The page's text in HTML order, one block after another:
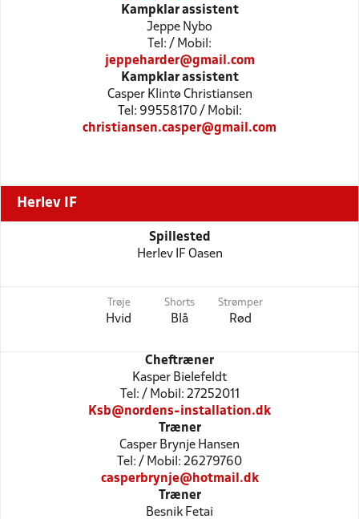
Kampklar assistent
Jeppe Nybo
Tel: / Mobil:
jeppeharder@gmail.com
Kampklar assistent
Casper Klintø Christiansen
Tel: 99558170 / Mobil:
christiansen.casper@gmail.com
Herlev IF
Spillested
Herlev IF Oasen
Trøje
Hvid
Shorts
Blå
Strømper
Rød
Cheftræner
Kasper Bielefeldt
Tel: / Mobil: 27252011
Ksb@nordens-installation.dk
Træner
Casper Brynje Hansen
Tel: / Mobil: 26279760
casperbrynje@hotmail.dk
Træner
Besnik Fetai